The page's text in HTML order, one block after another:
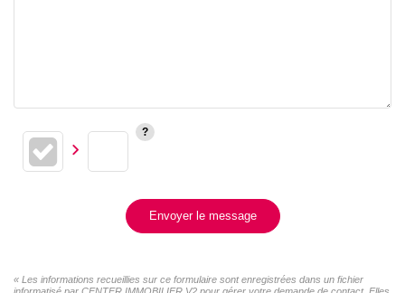
Envoyer le message
« Les informations recueillies sur ce formulaire sont enregistrées dans un fichier
informatisé par CENTER IMMOBILIER V2 pour gérer votre demande de contact. Elles